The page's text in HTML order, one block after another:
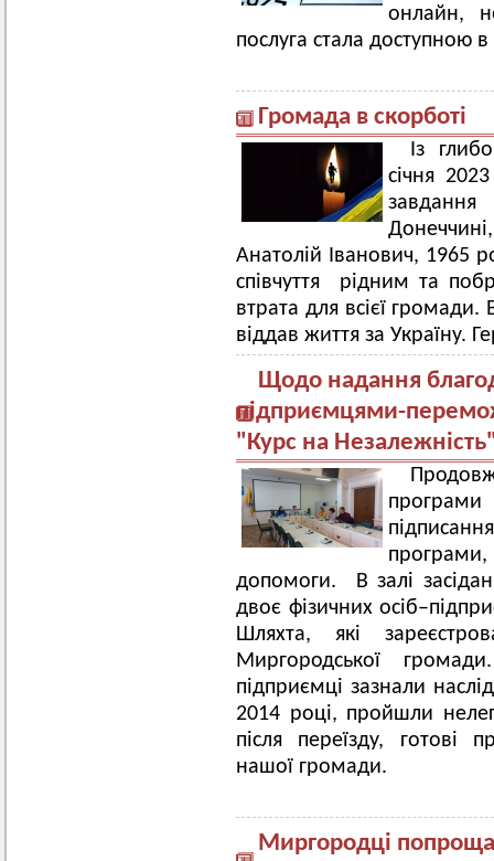
онлайн,
послуга стала доступною
Громада в скорботі
Із
січня
Анатолій Іванович, 1965
співчуття рідним та
втрата для всієї
віддав життя за Україну.
Щодо надання
підприємцями-
"Курс на
програми,
допомоги. В залі
двоє фізичних
Шляхта, які
Миргородської
підприємці зазнали
2014 році, пройшли
після переїзду, готові
нашої громади.
Миргородці